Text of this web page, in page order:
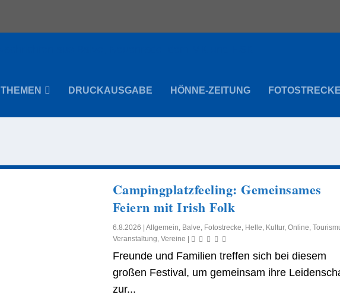
THEMEN DRUCKAUSGABE HÖNNE-ZEITUNG
Campingplatzfeeling: Gemeinsames
Feiern mit Irish Folk
6.8.2026 Allgemein, Balve, Fotostrecke, Helle, Kultur, Online,
Veranstaltung, Vereine
Freunde und Familien treffen sich bei diesem
großen Festival, um gemeinsam ihre
zur...